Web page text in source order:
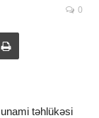
0
təhlükəsi